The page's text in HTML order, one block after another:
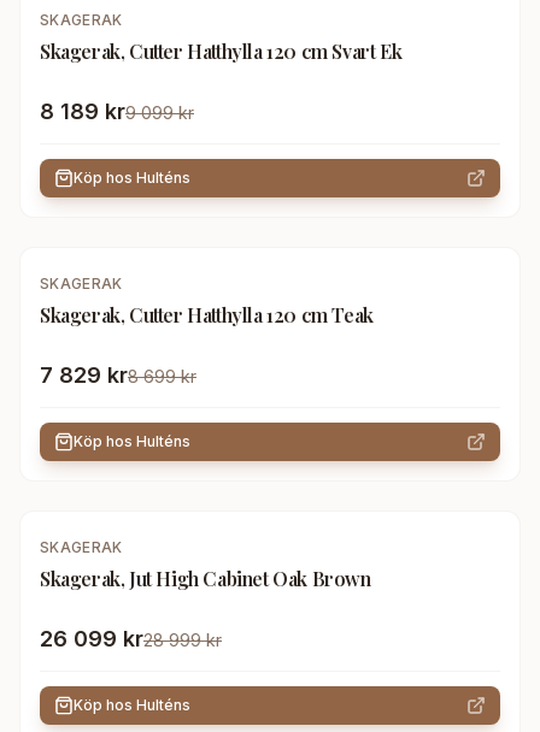
- 10 %
SKAGERAK
Skagerak, Cutter Hatthylla 120 cm Svart Ek
8 189 kr9 099 kr
Köp hos Hulténs
- 10 %
SKAGERAK
Skagerak, Cutter Hatthylla 120 cm Teak
7 829 kr8 699 kr
Köp hos Hulténs
- 10 %
SKAGERAK
Skagerak, Jut High Cabinet Oak Brown
26 099 kr28 999 kr
Köp hos Hulténs